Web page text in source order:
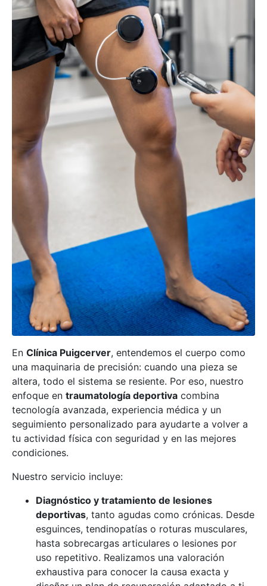
En Clínica Puigcerver, entendemos el cuerpo como
una maquinaria de precisión: cuando una pieza se
altera, todo el sistema se resiente. Por eso, nuestro
enfoque en traumatología deportiva combina
tecnología avanzada, experiencia médica y un
seguimiento personalizado para ayudarte a volver a
tu actividad física con seguridad y en las mejores
condiciones.
Nuestro servicio incluye:
Diagnóstico y tratamiento de lesiones
deportivas, tanto agudas como crónicas. Desde
esguinces, tendinopatías o roturas musculares,
hasta sobrecargas articulares o lesiones por
uso repetitivo. Realizamos una valoración
exhaustiva para conocer la causa exacta y